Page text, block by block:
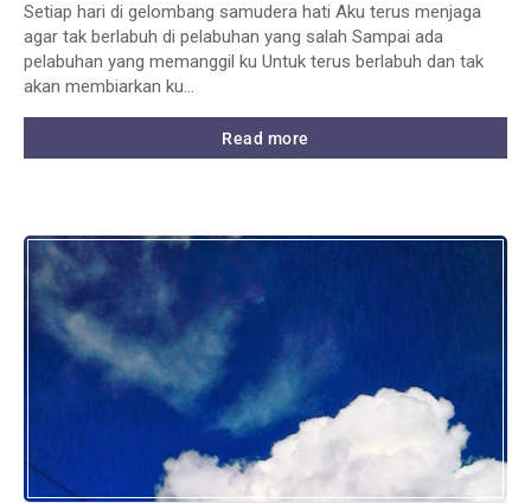
Setiap hari di gelombang samudera hati Aku terus menjaga
agar tak berlabuh di pelabuhan yang salah Sampai ada
pelabuhan yang memanggil ku Untuk terus berlabuh dan tak
akan membiarkan ku…
Read more